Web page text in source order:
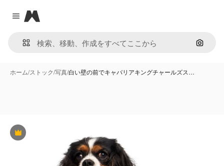
Close menu
Magnific
画像で
ホーム/ストック/写真/白い壁の前でキャバリアキングチャールズス…
Premium